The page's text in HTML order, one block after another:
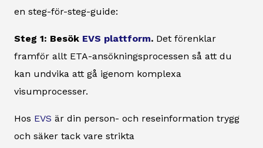
en steg-för-steg-guide:
Steg 1: Besök EVS plattform. Det förenklar
framför allt ETA-ansökningsprocessen så att du
kan undvika att gå igenom komplexa
visumprocesser.
Hos EVS är din person- och reseinformation trygg
och säker tack vare strikta